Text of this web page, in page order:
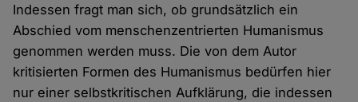
Indessen fragt man sich, ob grundsätzlich ein
Abschied vom menschenzentrierten Humanismus
genommen werden muss. Die von dem Autor
kritisierten Formen des Humanismus bedürfen hier
nur einer selbstkritischen Aufklärung, die indessen